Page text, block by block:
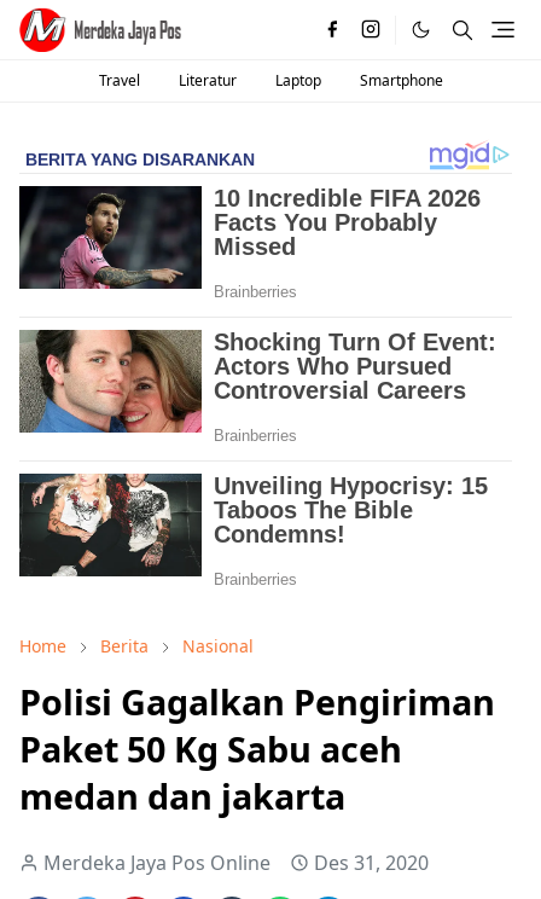
Travel Literatur Laptop Smartphone
Home Berita Nasional
Polisi Gagalkan Pengiriman
Paket 50 Kg Sabu aceh
medan dan jakarta
Merdeka Jaya Pos Online Des 31, 2020